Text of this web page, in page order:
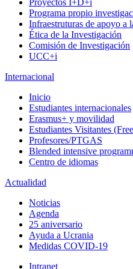
Proyectos I+D+i
Programa propio
Infraestruturas de apoyo a
Ética de la Investigación
Comisión de Investigación
UCC+i
Internacional
Inicio
Estudiantes internacionales
Erasmus+ y movilidad
Estudiantes Visitantes
Profesores/PTGAS
Blended intensive
Centro de idiomas
Actualidad
Noticias
Agenda
25 aniversario
Ayuda a Ucrania
Medidas COVID-19
Intranet